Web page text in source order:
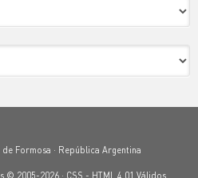
Formosa · República Argentina
© 2005-2026 · CSS - HTML 4.01 Válidos